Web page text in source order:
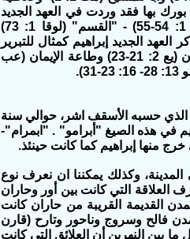
3: 29- ورومية 4: 11) أما البركات التي بورك بها فقد وردت في العهد الجديد
بأسماء متنوعة منها "الوعد" (رومية4: 13) "وبركة" (غلاطية3: 14) "ورحمة" (لوقا 1: 54-55) - "القسم" (لوقا 1: 73)
3: 25) وقد قال المسيح أن إبراهيم رأى يومه وفرح (يوحنا 8: 56) ويذكر العهد الجديد إبراهيم كمثال للتبرير
بالإيمان (رومية4: 3-11- 18) وكذلك ذكره كمثال للأعمال الصالحة التي بها أكمل الإيمان (يع 2: 21-23) وطاعة الإيمان (عب
الذي حسبه الأسقف اشر، حوالي سنة
في هذه الصيغ "أبرامو" . "ابمرام"-
منها إبراهيم كما كانت حينئذ.
وكذلك يمكننا ان نعرف نوع
العلاقة التي كانت بين أور وحاران
القديمة القريبة من حاران كانت
فالح وسروج وناحور وتارح (قارن
ما بين النهرين أن العلائق التي كانت